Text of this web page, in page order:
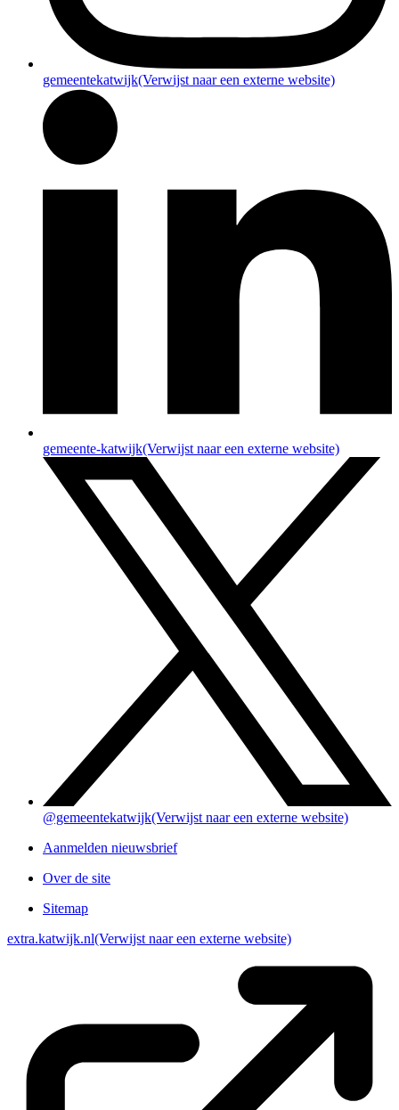
gemeentekatwijk(Verwijst naar een externe website)
gemeente-katwijk(Verwijst naar een externe website)
@gemeentekatwijk(Verwijst naar een externe website)
Aanmelden nieuwsbrief
Over de site
Sitemap
extra.katwijk.nl(Verwijst naar een externe website)